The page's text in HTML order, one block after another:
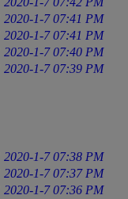
2020-1-7 07:41 PM
2020-1-7 07:41 PM
2020-1-7 07:40 PM
2020-1-7 07:39 PM
2020-1-7 07:38 PM
2020-1-7 07:37 PM
2020-1-7 07:36 PM